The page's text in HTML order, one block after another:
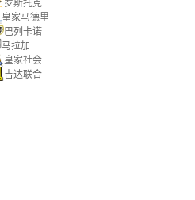
罗斯托克
皇家马德里
巴列卡诺
马拉加
皇家社会
吉达联合